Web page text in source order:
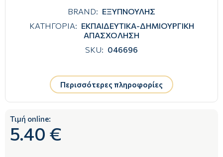
BRAND: ΕΞΥΠΝΟΥΛΗΣ
ΚΑΤΗΓΟΡΙΑ: ΕΚΠΑΙΔΕΥΤΙΚΑ-ΔΗΜΙΟΥΡΓΙΚΗ
ΑΠΑΣΧΟΛΗΣΗ
SKU: 046696
Περισσότερες πληροφορίες
Τιμή online:
5.40 €